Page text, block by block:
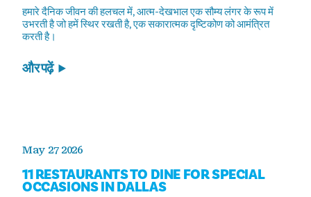
हमारे दैनिक जीवन की हलचल में, आत्म-देखभाल एक सौम्य लंगर के रूप में
उभरती है जो हमें स्थिर रखती है, एक सकारात्मक दृष्टिकोण को आमंत्रित
करती है।
और पढ़ें
May 27 2026
11 RESTAURANTS TO DINE FOR SPECIAL
OCCASIONS IN DALLAS